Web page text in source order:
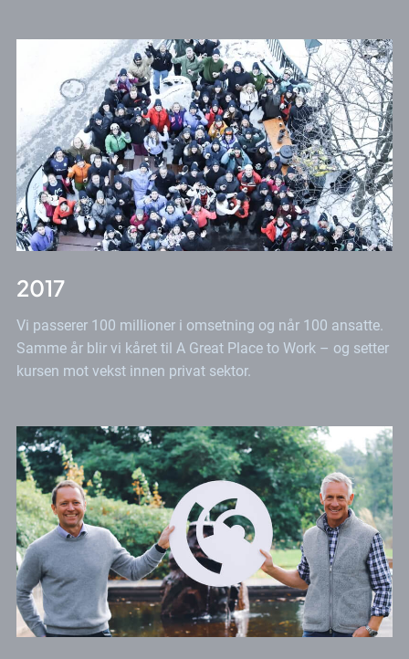
2017
Vi passerer 100 millioner i omsetning og når 100 ansatte.
Samme år blir vi kåret til A Great Place to Work – og setter
kursen mot vekst innen privat sektor.